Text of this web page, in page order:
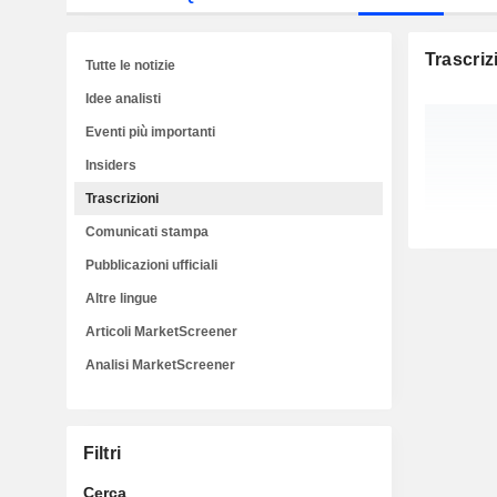
Tutte le notizie
Idee analisti
Eventi più importanti
Insiders
Trascrizioni
Comunicati stampa
Pubblicazioni ufficiali
Altre lingue
Articoli MarketScreener
Analisi MarketScreener
Filtri
Cerca